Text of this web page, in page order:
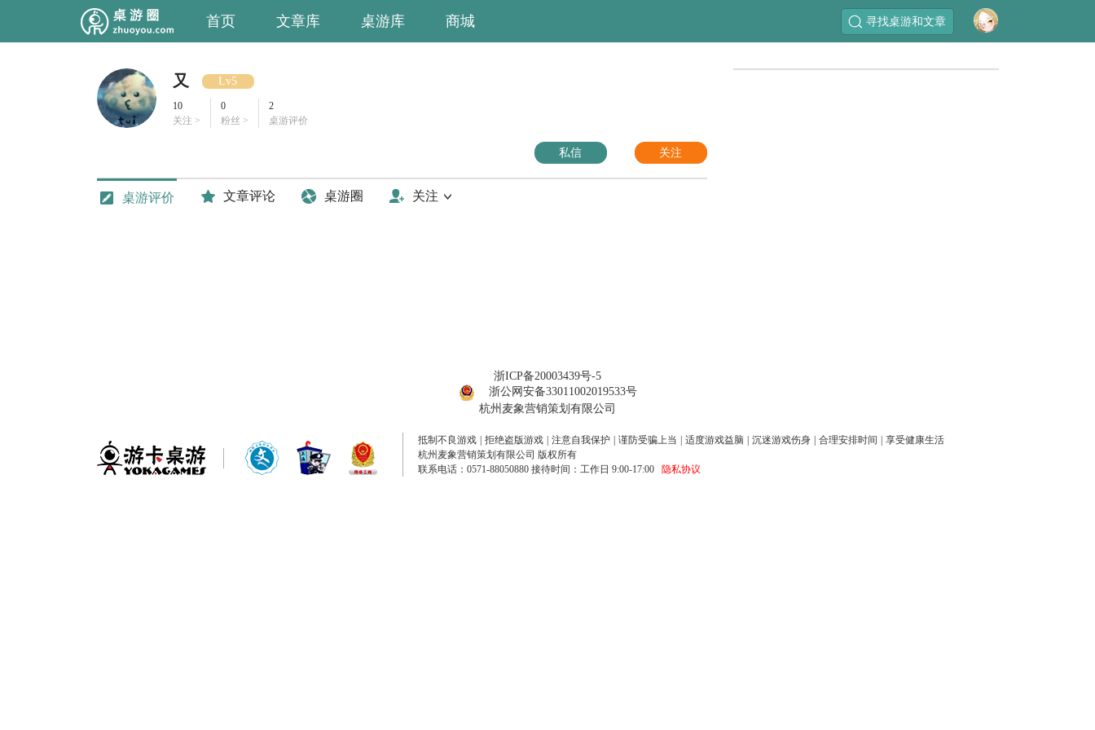
首页 文章库 桌游库 商城 寻找桌游和文章
又 Lv5
10
关注 >
0
粉丝 >
2
桌游评价
私信 关注
桌游评价 文章评论 桌游圈 关注
浙ICP备20003439号-5
浙公网安备33011002019533号
杭州麦象营销策划有限公司
抵制不良游戏 拒绝盗版游戏 注意自我保护 谨防受骗上当 适度游戏益脑 沉迷游戏伤身 合理安排时间
享受健康生活
杭州麦象营销策划有限公司 版权所有
联系电话：0571-88050880 接待时间：工作日 9:00-17:00
隐私协议